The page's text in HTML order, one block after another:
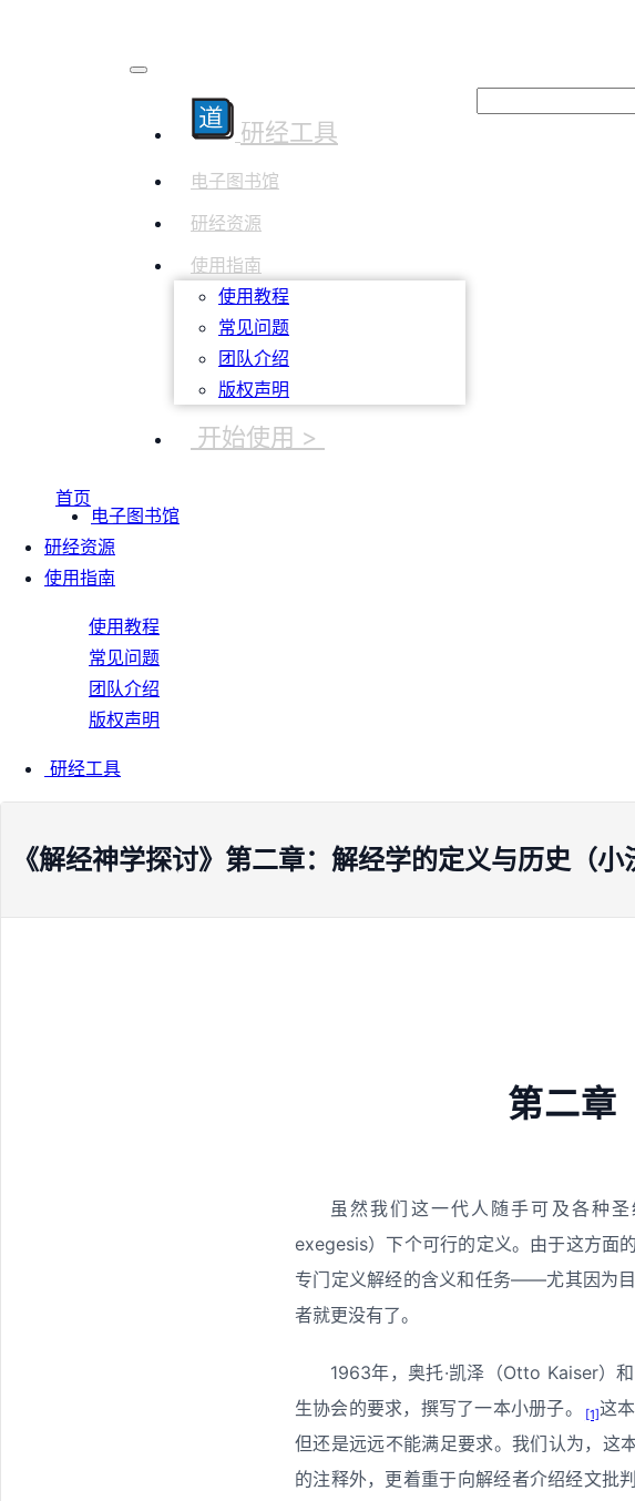
研经工具
电子图书馆
研经资源
使用指南
使用教程
常见问题
团队介绍
版权声明
开始使用 >
首页
电子图书馆
研经资源
使用指南
使用教程
常见问题
团队介绍
版权声明
研经工具
《解经神学探讨》第二章：解经学的定义与历史（小
第二章
虽然我们这一代人随手可及各种
exegesis）下个可行的定义。由于这方面
专门定义解经的含义和任务——尤其因为
者就更没有了。
1963年，奥托·凯泽（Otto Kaiser）
生协会的要求，撰写了一本小册子。
[1]这
但还是远远不能满足要求。我们认为，这
的注释外，更着重于向解经者介绍经文